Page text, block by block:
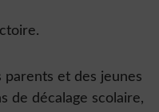
parents et des jeunes
de décalage scolaire,